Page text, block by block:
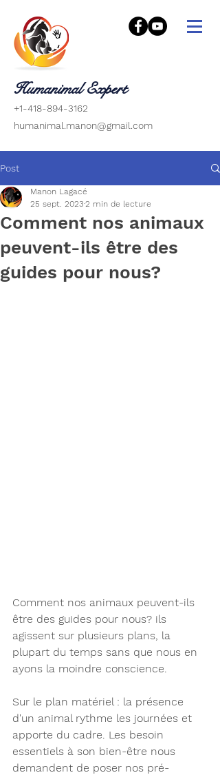
Humanimal Expert
+1-418-894-3162
humanimal.manon@gmail.com
Post
Comment nos animaux
peuvent-ils être des
guides pour nous?
Manon Lagacé
25 sept. 2023 2 min de lecture
Comment nos animaux peuvent-ils
être des guides pour nous? ils
agissent sur plusieurs plans, la
plupart du temps sans que nous en
ayons la moindre conscience.
Sur le plan matériel : la présence
d'un animal rythme les journées et
apporte du cadre. Les besoin
essentiels à son bien-être nous
demandent de poser nos pré-